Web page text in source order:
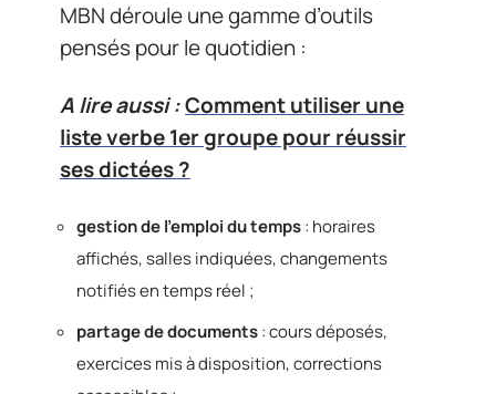
MBN déroule une gamme d’outils
pensés pour le quotidien :
A lire aussi :Comment utiliser une
liste verbe 1er groupe pour réussir
ses dictées ?
gestion de l’emploi du temps: horaires
affichés, salles indiquées, changements
notifiés en temps réel ;
partage de documents: cours déposés,
exercices mis à disposition, corrections